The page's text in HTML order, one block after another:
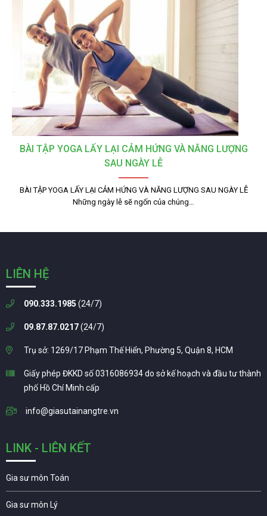
BÀI TẬP YOGA LẤY LẠI CẢM HỨNG VÀ NĂNG LƯỢNG
SAU NGÀY LỄ
BÀI TẬP YOGA LẤY LẠI CẢM HỨNG VÀ NĂNG LƯỢNG SAU NGÀY LỄ
Những ngày lễ sẽ ngốn của chúng…
LIÊN HỆ
090.333.1985 (24/7)
09.87.87.0217(24/7)
Trụ sở: 1269/17 Phạm Thế Hiển, Phường 5, Quận 8, HCM
Giấy phép ĐKKD số 0316086934 do sở kế hoạch và đầu tư thành
phố Hồ Chí Minh cấp
info@giasutainangtre.vn
LINK - LIÊN KẾT
Gia sư môn Toán
Gia sư môn Lý